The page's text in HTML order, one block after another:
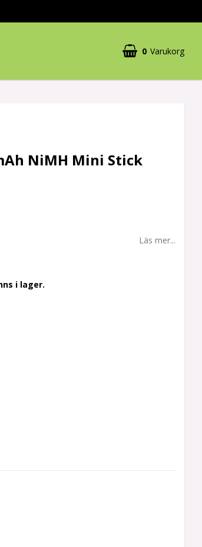
0 Varukorg
Din varukorg är tom
NiMH Mini Stick
Läs mer...
i lager.